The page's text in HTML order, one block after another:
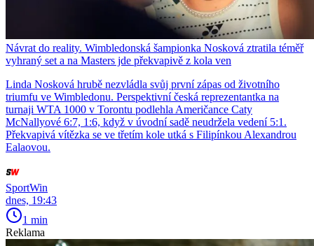
Návrat do reality. Wimbledonská šampionka Nosková ztratila téměř
vyhraný set a na Masters jde překvapivě z kola ven
Linda Nosková hrubě nezvládla svůj první zápas od životního
triumfu ve Wimbledonu. Perspektivní česká reprezentantka na
turnaji WTA 1000 v Torontu podlehla Američance Caty
McNallyové 6:7, 1:6, když v úvodní sadě neudržela vedení 5:1.
Překvapivá vítězka se ve třetím kole utká s Filipínkou Alexandrou
Ealaovou.
SportWin
dnes, 19:43
1 min
Reklama